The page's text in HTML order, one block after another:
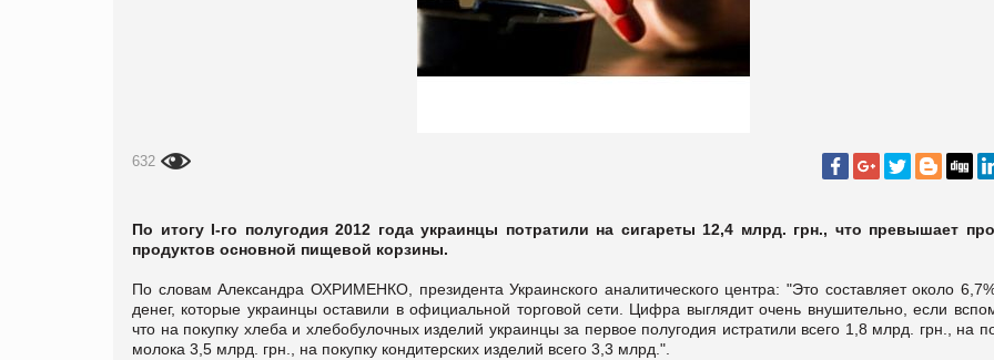
632
По итогу I-го полугодия 2012 года украинцы потратили на сигареты 12,4 млрд. грн., что превышает
продуктов основной пищевой корзины.
По словам Александра ОХРИМЕНКО, президента Украинского аналитического центра: "Это составляет около
денег, которые украинцы оставили в официальной торговой сети. Цифра выглядит очень внушительно, если
что на покупку хлеба и хлебобулочных изделий украинцы за первое полугодия истратили всего 1,8 млрд. грн., на
молока 3,5 млрд. грн., на покупку кондитерских изделий всего 3,3 млрд.".